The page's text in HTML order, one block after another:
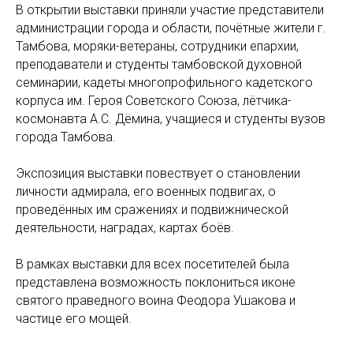
В открытии выставки приняли участие представители
администрации города и области, почётные жители г.
Тамбова, моряки-ветераны, сотрудники епархии,
преподаватели и студенты тамбовской духовной
семинарии, кадеты многопрофильного кадетского
корпуса им. Героя Советского Союза, лётчика-
космонавта А.С. Дёмина, учащиеся и студенты вузов
города Тамбова.
Экспозиция выставки повествует о становлении
личности адмирала, его военных подвигах, о
проведённых им сражениях и подвижнической
деятельности, наградах, картах боёв.
В рамках выставки для всех посетителей была
представлена возможность поклониться иконе
святого праведного воина Феодора Ушакова и
частице его мощей.